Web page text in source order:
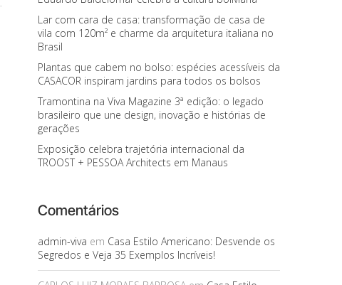
Lar com cara de casa: transformação de casa de
vila com 120m² e charme da arquitetura italiana no
Brasil
Plantas que cabem no bolso: espécies acessíveis da
CASACOR inspiram jardins para todos os bolsos
Tramontina na Viva Magazine 3ª edição: o legado
brasileiro que une design, inovação e histórias de
gerações
Exposição celebra trajetória internacional da
TROOST + PESSOA Architects em Manaus
Comentários
admin-viva em Casa Estilo Americano: Desvende os
Segredos e Veja 35 Exemplos Incríveis!